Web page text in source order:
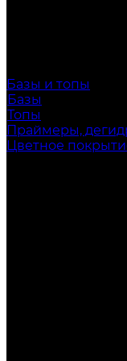
Базы и топы
Базы
Топы
Праймеры,
Цветное